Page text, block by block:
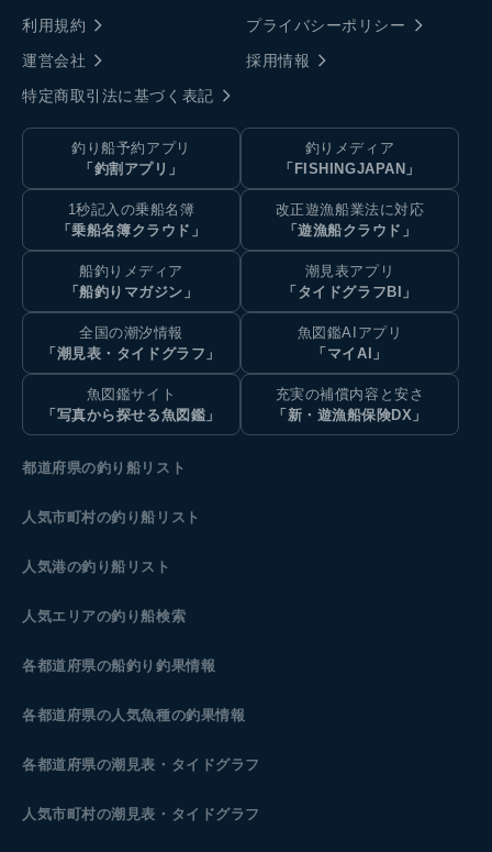
利用規約
プライバシーポリシー
運営会社
採用情報
特定商取引法に基づく表記
釣り船予約アプリ
「釣割アプリ」
釣りメディア
「FISHINGJAPAN」
1秒記入の乗船名簿
「乗船名簿クラウド」
改正遊漁船業法に対応
「遊漁船クラウド」
船釣りメディア
「船釣りマガジン」
潮見表アプリ
「タイドグラフBI」
全国の潮汐情報
「潮見表・タイドグラフ」
魚図鑑AIアプリ
「マイAI」
魚図鑑サイト
「写真から探せる魚図鑑」
充実の補償内容と安さ
「新・遊漁船保険DX」
都道府県の釣り船リスト
人気市町村の釣り船リスト
人気港の釣り船リスト
人気エリアの釣り船検索
各都道府県の船釣り釣果情報
各都道府県の人気魚種の釣果情報
各都道府県の潮見表 ・タイドグラフ
人気市町村の潮見表・タイドグラフ